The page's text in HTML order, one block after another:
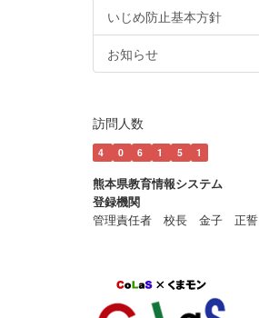
いじめ防止基本方針
お知らせ
訪問人数
4 0 6 1 5 1
熊本県教育情報システム
登録機関
管理責任者 校長 金子 正誓